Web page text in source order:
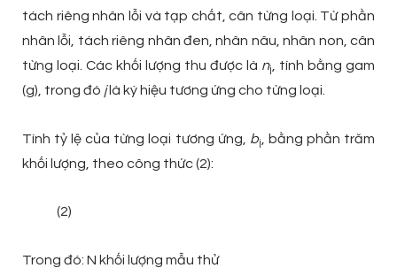
tách riêng nhân lỗi và tạp chất, cân từng loại. Từ phần
nhân lỗi, tách riêng nhân đen, nhân nâu, nhân non, cân
từng loại. Các khối lượng thu được là nj, tính bằng gam
(g), trong đó jlà ký hiệu tương ứng cho từng loại.
Tính tỷ lệ của từng loại tương ứng, bj
, bằng phần trăm
khối lượng, theo công thức (2):
(2)
Trong đó: N khối lượng mẫu thử